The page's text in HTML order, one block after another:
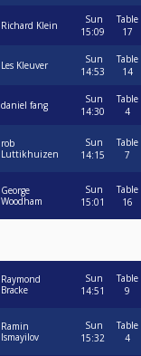
Richard Klein
Sun
15:09
Table
17
Les Kleuver
Sun
14:53
Table
14
daniel fang
Sun
14:30
Table
4
rob
Luttikhuizen
Sun
14:15
Table
7
George
Woodham
Sun
15:01
Table
16
Raymond
Bracke
Sun
14:51
Table
9
Ramin
Ismayilov
Sun
15:32
Table
4